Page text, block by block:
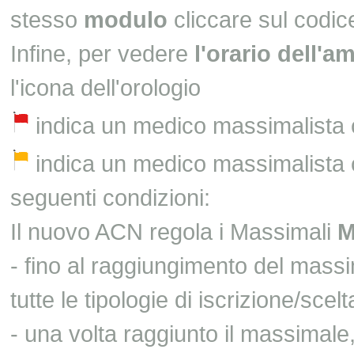
stesso modulo cliccare sul
Infine, per vedere l'orario
l'icona dell'orologio
indica un medico
indica un medico
seguenti condizioni:
Il nuovo ACN regola i Massimali
- fino al raggiungimento del
tutte le tipologie di iscrizione/
- una volta raggiunto il